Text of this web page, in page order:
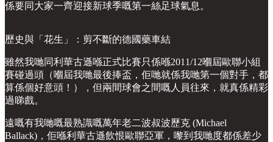
係要同大家一齊迎接新球季嘅第一絲足球氣息。
歷史與「花生」：剪不斷的德國藥車結
雖然我哋同利華古遜喺正式比賽只係喺2011/12嗰屆歐聯小組
賽碰過頭（嗰屆我哋最後捧盃，佢哋就係我哋第一個對手，都
算係個好意頭！），但兩間球會之間嘅人員往來，就真係精彩
過睇戲。
遠嘅有我哋嘅最熟識嘅萬年老二波叔波歷克 (Michael
Ballack)，佢喺利華古遜飲恨歐聯亞軍，嚟到我哋度都係差少